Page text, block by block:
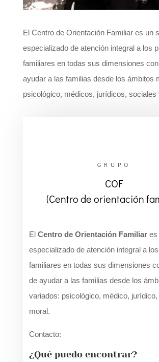
El Centro de Orientación Familiar es un
especializado de atención integral a los
familiares en todas sus dimensiones
ayudar a las familias desde los ámbitos
psicológico, médicos, jurídicos, sociales
GRUPO
COF
(Centro de orientación
El Centro de Orientación Familiares
especializado de atención integral a
familiares en todas sus dimensiones
de ayudar a las familias desde los
variados: psicológico, médico,
moral.
Contacto:
¿Qué puedo encontrar?